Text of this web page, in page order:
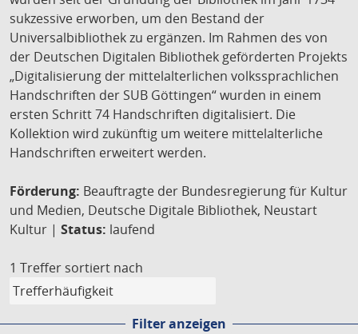
sukzessive erworben, um den Bestand der
Universalbibliothek zu ergänzen. Im Rahmen des von
der Deutschen Digitalen Bibliothek geförderten Projekts
„Digitalisierung der mittelalterlichen volkssprachlichen
Handschriften der SUB Göttingen“ wurden in einem
ersten Schritt 74 Handschriften digitalisiert. Die
Kollektion wird zukünftig um weitere mittelalterliche
Handschriften erweitert werden.
Förderung: Beauftragte der Bundesregierung für Kultur
und Medien, Deutsche Digitale Bibliothek, Neustart
Kultur | Status: laufend
1 Treffer sortiert nach
Filter anzeigen